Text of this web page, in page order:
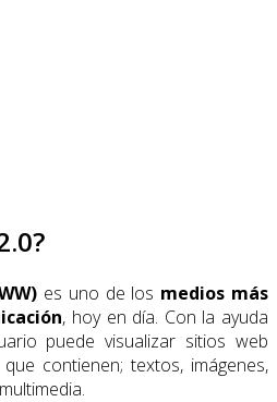
es uno de los medios más
, hoy en día. Con la ayuda
puede visualizar sitios web
contienen; textos, imágenes,